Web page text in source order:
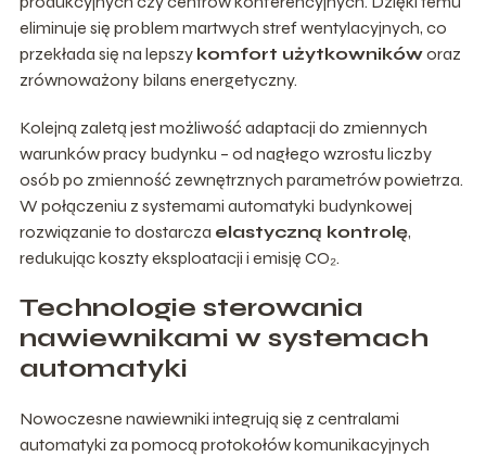
eliminuje się problem martwych stref wentylacyjnych, co
przekłada się na lepszy komfort użytkownikóworaz
zrównoważony bilans energetyczny.
Kolejną zaletą jest możliwość adaptacji do zmiennych
warunków pracy budynku – od nagłego wzrostu liczby
osób po zmienność zewnętrznych parametrów powietrza.
W połączeniu z systemami automatyki budynkowej
rozwiązanie to dostarcza elastyczną kontrolę,
redukując koszty eksploatacji i emisję CO₂.
Technologie sterowania
nawiewnikami w systemach
automatyki
Nowoczesne nawiewniki integrują się z centralami
automatyki za pomocą protokołów komunikacyjnych